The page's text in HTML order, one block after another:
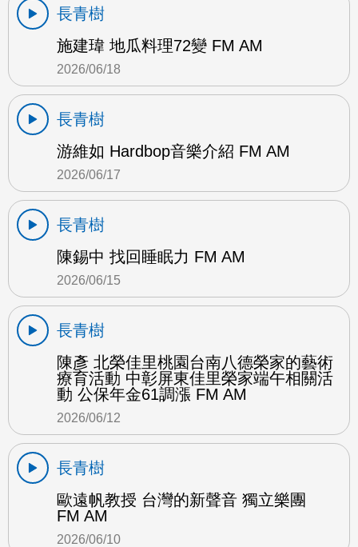
長青樹
施建瑋 地瓜料理72變 FM AM
2026/06/18
長青樹
游維如 Hardbop音樂介紹 FM AM
2026/06/17
長青樹
陳錫中 找回睡眠力 FM AM
2026/06/15
長青樹
陳彥 北榮佳里桃園台南八德榮家的藝術
療育活動 中彰屏東佳里榮家端午相關活
動 公保年金61調漲 FM AM
2026/06/12
長青樹
歐遠帆教授 台灣的新聲音 獨立樂團
FM AM
2026/06/10